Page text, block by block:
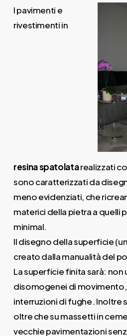
I pavimenti e
rivestimenti in
resinaspatolatarealizzati
sono caratterizzati da
meno evidenziati, che
materici della pietra a quelli
minimal.
Il disegno della superficie
creato dalla manualità del
La superficie finita sarà:
disomogenei di
interruzioni di fughe. Inoltre
oltre che su massetti in
vecchie pavimentazioni